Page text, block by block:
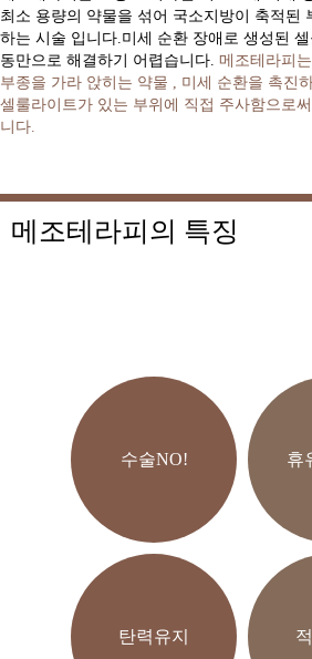
최소 용량의 약물을 섞어 국소지방이 축적된
하는 시술 입니다.미세 순환 장애로 생성된
동만으로 해결하기 어렵습니다. 메조테라피
부종을 가라 앉히는 약물 , 미세 순환을 촉진
셀룰라이트가 있는 부위에 직접 주사함으로
니다.
메조테라피의 특징
수술NO! 휴
탄력유지